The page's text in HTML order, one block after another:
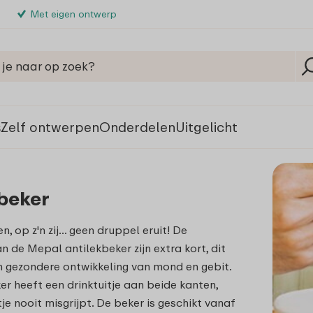
Met eigen ontwerp
Zelf ontwerpenOnderdelenUitgelicht
op z'n zij… geen druppel eruit! De
de Mepal antilekbeker zijn extra kort, dit
gezondere ontwikkeling van mond en gebit.
heeft een drinktuitje aan beide kanten,
nooit misgrijpt. De beker is geschikt vanaf